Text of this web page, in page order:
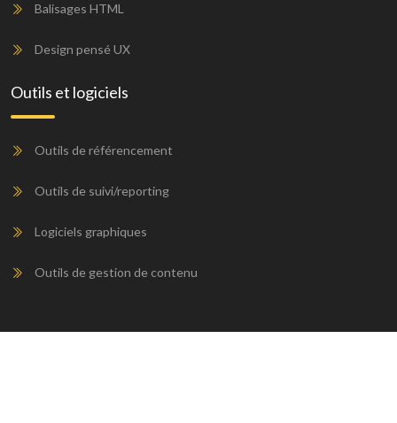
Balisages HTML
Design pensé UX
Outils et logiciels
Outils de référencement
Outils de suivi/reporting
Logiciels graphiques
Outils de gestion de contenu